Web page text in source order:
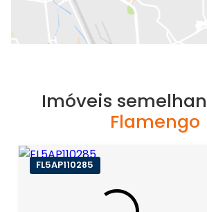
Imóveis
Flamengo
FL5AP110285